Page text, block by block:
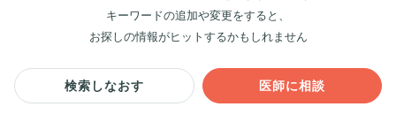
キーワードの追加や変更をすると、
お探しの情報がヒットするかもしれません
検索しなおす 医師に相談